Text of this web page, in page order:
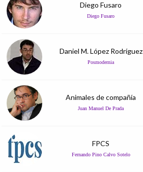
Diego Fusaro
Diego Fusaro
Daniel M. López Rodríguez
Posmodernia
Animales de compañía
Juan Manuel De Prada
FPCS
Fernando Pino Calvo Sotelo